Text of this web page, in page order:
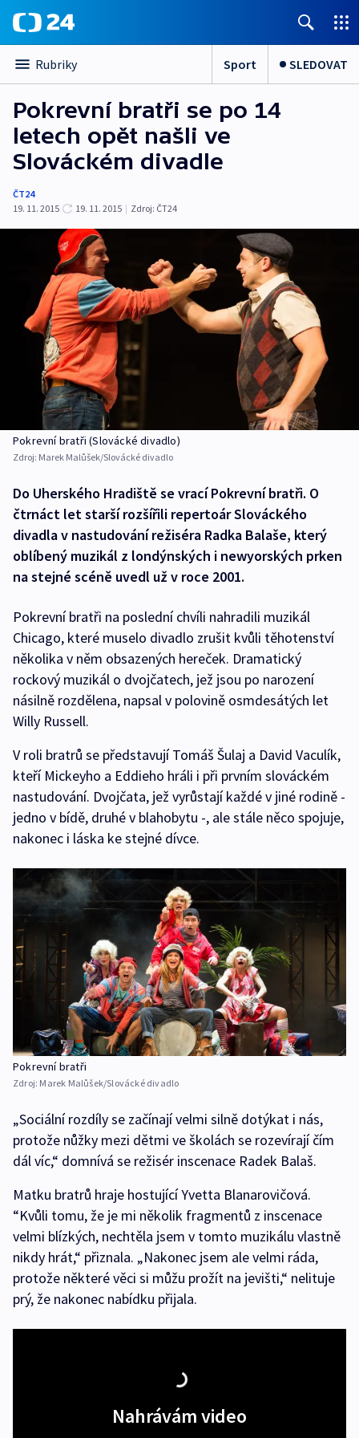
Rubriky Sport SLEDOVAT
Pokrevní bratři se po 14
letech opět našli ve
Slováckém divadle
ČT24
19. 11. 2015
19. 11. 2015 | Zdroj: ČT24
Pokrevní bratři (Slovácké divadlo)
Zdroj: Marek Malůšek/Slovácké divadlo
Do Uherského Hradiště se vrací Pokrevní bratři. O
čtrnáct let starší rozšířili repertoár Slováckého
divadla v nastudování režiséra Radka Balaše, který
oblíbený muzikál z londýnských i newyorských prken
na stejné scéně uvedl už v roce 2001.
Pokrevní bratři na poslední chvíli nahradili muzikál
Chicago, které muselo divadlo zrušit kvůli těhotenství
několika v něm obsazených hereček. Dramatický
rockový muzikál o dvojčatech, jež jsou po narození
násilně rozdělena, napsal v polovině osmdesátých let
Willy Russell.
V roli bratrů se představují Tomáš Šulaj a David Vaculík,
kteří Mickeyho a Eddieho hráli i při prvním slováckém
nastudování. Dvojčata, jež vyrůstají každé v jiné rodině -
jedno v bídě, druhé v blahobytu -, ale stále něco spojuje,
nakonec i láska ke stejné dívce.
Pokrevní bratři
Zdroj: Marek Malůšek/Slovácké divadlo
„Sociální rozdíly se začínají velmi silně dotýkat i nás,
protože nůžky mezi dětmi ve školách se rozevírají čím
dál víc,“ domnívá se režisér inscenace Radek Balaš.
Matku bratrů hraje hostující Yvetta Blanarovičová.
“Kvůli tomu, že je mi několik fragmentů z inscenace
velmi blízkých, nechtěla jsem v tomto muzikálu vlastně
nikdy hrát,“ přiznala. „Nakonec jsem ale velmi ráda,
protože některé věci si můžu prožít na jevišti,“ nelituje
prý, že nakonec nabídku přijala.
Nahrávám video